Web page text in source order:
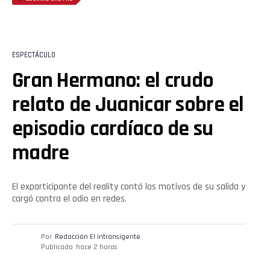
ESPECTÁCULO
Gran Hermano: el crudo
relato de Juanicar sobre el
episodio cardíaco de su
madre
El exparticipante del reality contó los motivos de su salida y
cargó contra el odio en redes.
Por Redacción El intransigente
Publicado hace 2 horas